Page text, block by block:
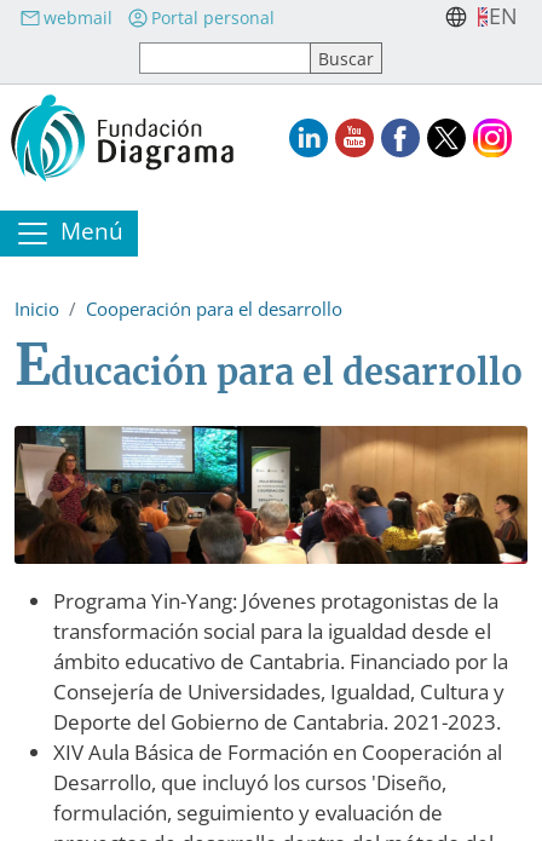
Pasar al contenido principal
webmail Portal personal EN
Menú
Inicio Cooperación para el desarrollo
Educación para el desarrollo
Programa Yin-Yang: Jóvenes protagonistas de la
transformación social para la igualdad desde el
ámbito educativo de Cantabria. Financiado por la
Consejería de Universidades, Igualdad, Cultura y
Deporte del Gobierno de Cantabria. 2021-2023.
XIV Aula Básica de Formación en Cooperación al
Desarrollo, que incluyó los cursos 'Diseño,
formulación, seguimiento y evaluación de